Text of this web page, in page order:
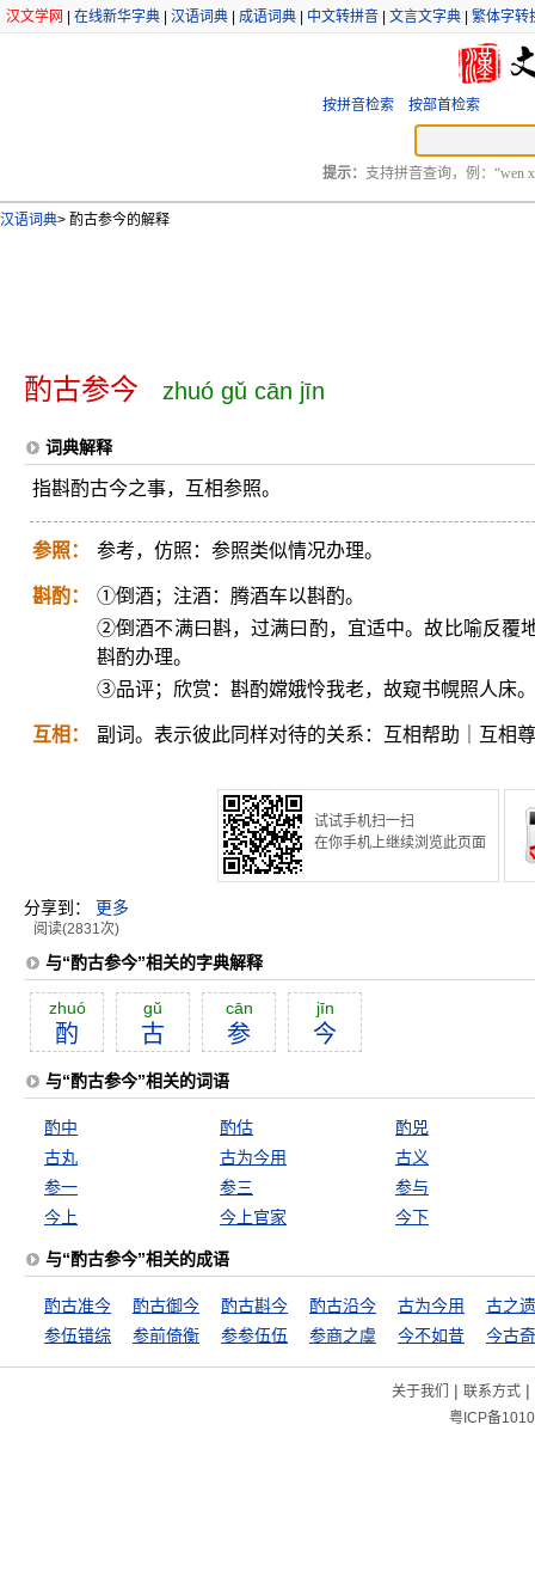
汉文学网 在线新华字典 汉语词典 成语词典 中文转拼音 文言文字典 繁体字转
按拼音检索 按部首检索
提示： 支持拼音查询，例：“wen
汉语词典> 酌古参今的解释
酌古参今 zhuó gǔ cān jīn
词典解释
指斟酌古今之事，互相参照。
参照： 参考，仿照：参照类似情况办理。
斟酌：
①倒酒；注酒：腾酒车以斟酌。
②倒酒不满曰斟，过满曰酌，宜适中。故比喻反覆
斟酌办理。
③品评；欣赏：斟酌嫦娥怜我老，故窥书幌照人床。
互相： 副词。表示彼此同样对待的关系：互相帮助｜互相
试试手机扫一扫
在你手机上继续浏览此页面
分享到： 更多
阅读(2831次)
与“酌古参今”相关的字典解释
zhuó
酌
gŭ
古
cān
参
jīn
今
与“酌古参今”相关的词语
酌中 酌估
酌兕
古丸
古为今用
古义
参一
参三
参与
今上
今上官家 今下
与“酌古参今”相关的成语
酌古准今 酌古御今 酌古斟今 酌古沿今 古为今用
古之
参伍错综
参前倚衡 参参伍伍 参商之虞 今不如昔 今古
关于我们 | 联系方式|
粤ICP备